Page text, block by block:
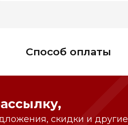
Способ оплаты
скидки и другие